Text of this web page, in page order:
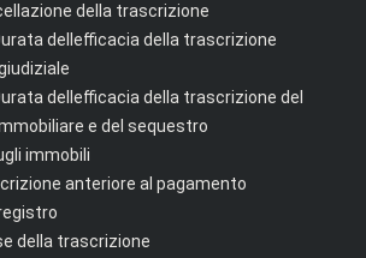
della trascrizione
dellefficacia della trascrizione
dellefficacia della trascrizione del
e del sequestro
immobili
anteriore al pagamento
della trascrizione